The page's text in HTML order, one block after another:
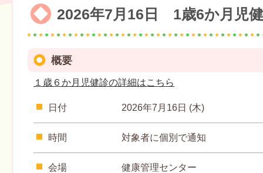
2026年7月16日 1歳6か月児
概要
１歳６か月児健診の詳細はこちら
日付 2026年7月16日 (木)
時間 対象者に個別で通知
会場 健康管理センター